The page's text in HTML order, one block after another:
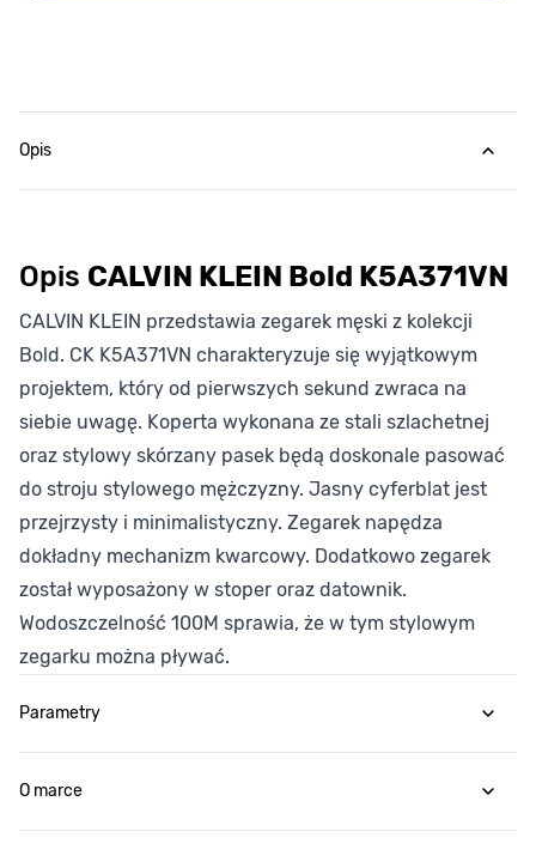
Opis
Opis CALVIN KLEIN Bold K5A371VN
CALVIN KLEIN przedstawia zegarek męski z kolekcji
Bold. CK K5A371VN charakteryzuje się wyjątkowym
projektem, który od pierwszych sekund zwraca na
siebie uwagę. Koperta wykonana ze stali szlachetnej
oraz stylowy skórzany pasek będą doskonale pasować
do stroju stylowego mężczyzny. Jasny cyferblat jest
przejrzysty i minimalistyczny. Zegarek napędza
dokładny mechanizm kwarcowy. Dodatkowo zegarek
został wyposażony w stoper oraz datownik.
Wodoszczelność 100M sprawia, że w tym stylowym
zegarku można pływać.
Parametry
O marce